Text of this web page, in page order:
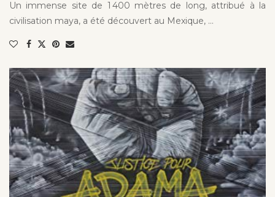
Un immense site de 1 400 mètres de long, attribué à la
civilisation maya, a été découvert au Mexique, …